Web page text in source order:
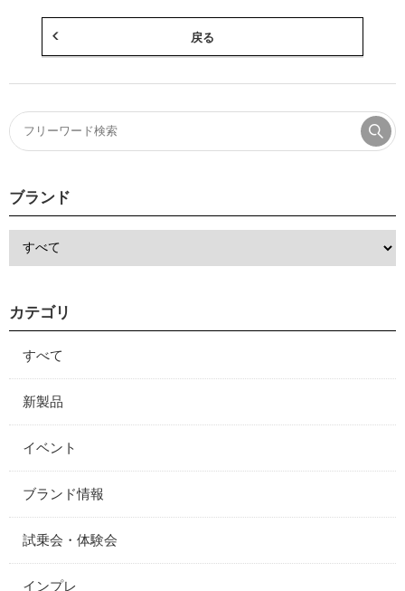
戻る
ブランド
カテゴリ
すべて
新製品
イベント
ブランド情報
試乗会・体験会
インプレ